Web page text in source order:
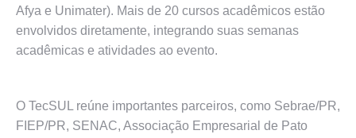
Afya e Unimater). Mais de 20 cursos acadêmicos estão
envolvidos diretamente, integrando suas semanas
acadêmicas e atividades ao evento.
O TecSUL reúne importantes parceiros, como Sebrae/PR,
FIEP/PR, SENAC, Associação Empresarial de Pato